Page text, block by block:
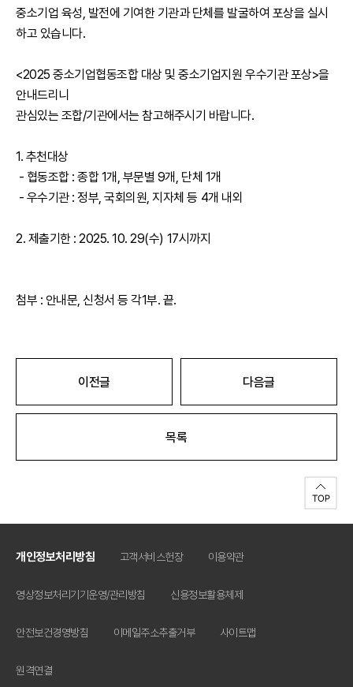
중소기업 육성, 발전에 기여한 기관과 단체를 발굴하여 포상을 실시
하고 있습니다.
<2025 중소기업협동조합 대상 및 중소기업지원 우수기관 포상>을
안내드리니
관심있는 조합/기관에서는 참고해주시기 바랍니다.
1. 추천대상
- 협동조합 : 종합 1개, 부문별 9개, 단체 1개
- 우수기관 : 정부, 국회의원, 지자체 등 4개 내외
2. 제출기한 : 2025. 10. 29(수) 17시까지
첨부 : 안내문, 신청서 등 각1부. 끝.
이전글 다음글
목록
개인정보처리방침 고객서비스헌장 이용약관
영상정보처리기기운영/관리방침 신용정보활용체제
안전보건경영방침 이메일주소추출거부 사이트맵
원격연결